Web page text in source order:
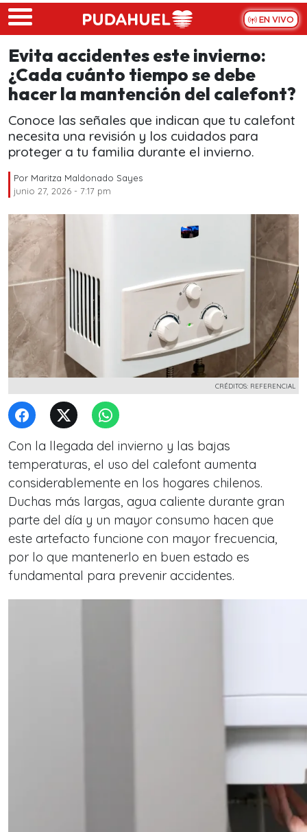
Skip to main content
EN VIVO
Evita accidentes este invierno:
¿Cada cuánto tiempo se debe
hacer la mantención del calefont?
Conoce las señales que indican que tu calefont
necesita una revisión y los cuidados para
proteger a tu familia durante el invierno.
Por Maritza Maldonado Sayes
junio 27, 2026 - 7:17 pm
CRÉDITOS: REFERENCIAL
Con la llegada del invierno y las bajas
temperaturas, el uso del calefont aumenta
considerablemente en los hogares chilenos.
Duchas más largas, agua caliente durante gran
parte del día y un mayor consumo hacen que
este artefacto funcione con mayor frecuencia,
por lo que mantenerlo en buen estado es
fundamental para prevenir accidentes.